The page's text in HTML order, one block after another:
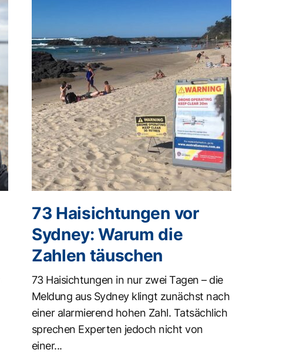
73 Haisichtungen vor
Sydney: Warum die
Zahlen täuschen
73 Haisichtungen in nur zwei Tagen – die
Meldung aus Sydney klingt zunächst nach
einer alarmierend hohen Zahl. Tatsächlich
sprechen Experten jedoch nicht von
einer...